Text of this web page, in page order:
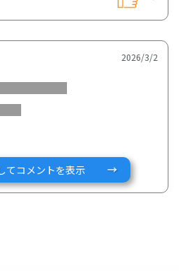
と思っています。そのような方
2026/3/2
てコメントを表示